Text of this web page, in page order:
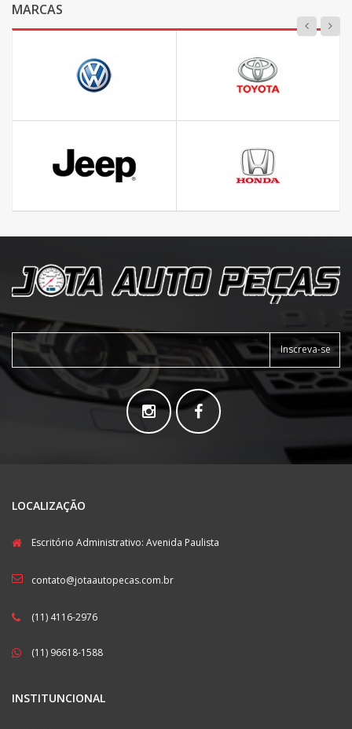
MARCAS
Inscreva-se
LOCALIZAÇÃO
Escritório Administrativo: Avenida Paulista
contato@jotaautopecas.com.br
(11) 4116-2976
(11) 96618-1588
INSTITUNCIONAL